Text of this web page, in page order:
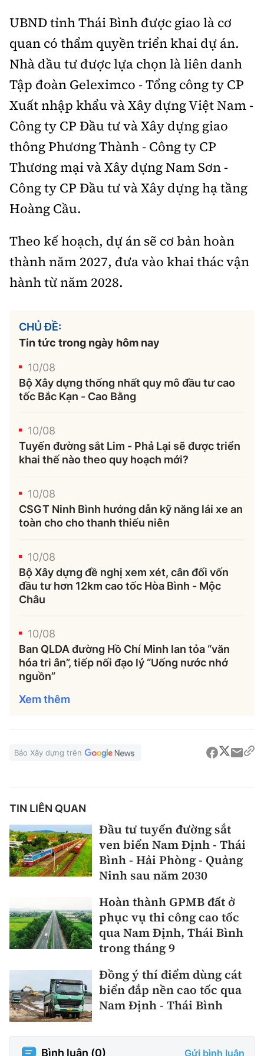
UBND tỉnh Thái Bình được giao là cơ
quan có thẩm quyền triển khai dự án.
Nhà đầu tư được lựa chọn là liên danh
Tập đoàn Geleximco - Tổng công ty CP
Xuất nhập khẩu và Xây dựng Việt Nam -
Công ty CP Đầu tư và Xây dựng giao
thông Phương Thành - Công ty CP
Thương mại và Xây dựng Nam Sơn -
Công ty CP Đầu tư và Xây dựng hạ tầng
Hoàng Cầu.
Theo kế hoạch, dự án sẽ cơ bản hoàn
thành năm 2027, đưa vào khai thác vận
hành từ năm 2028.
CHỦ ĐỀ:
Tin tức trong ngày hôm nay
10/08
Bộ Xây dựng thống nhất quy mô đầu tư cao
tốc Bắc Kạn - Cao Bằng
10/08
Tuyến đường sắt Lim - Phả Lại sẽ được triển
khai thế nào theo quy hoạch mới?
10/08
CSGT Ninh Bình hướng dẫn kỹ năng lái xe an
toàn cho cho thanh thiếu niên
10/08
Bộ Xây dựng đề nghị xem xét, cân đối vốn
đầu tư hơn 12km cao tốc Hòa Bình - Mộc
Châu
10/08
Ban QLDA đường Hồ Chí Minh lan tỏa “văn
hóa tri ân”, tiếp nối đạo lý “Uống nước nhớ
nguồn”
Xem thêm
Báo Xây dựng trên
TIN LIÊN QUAN
Đầu tư tuyến đường sắt
ven biển Nam Định - Thái
Bình - Hải Phòng - Quảng
Ninh sau năm 2030
Hoàn thành GPMB đất ở
phục vụ thi công cao tốc
qua Nam Định, Thái Bình
trong tháng 9
Đồng ý thí điểm dùng cát
biển đắp nền cao tốc qua
Nam Định - Thái Bình
Bình luận (0) Gửi bình luận